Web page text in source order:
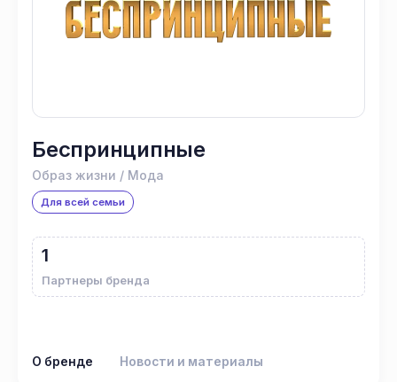
Беспринципные
Образ жизни / Мода
Для всей семьи
1
Партнеры бренда
О бренде Новости и материалы